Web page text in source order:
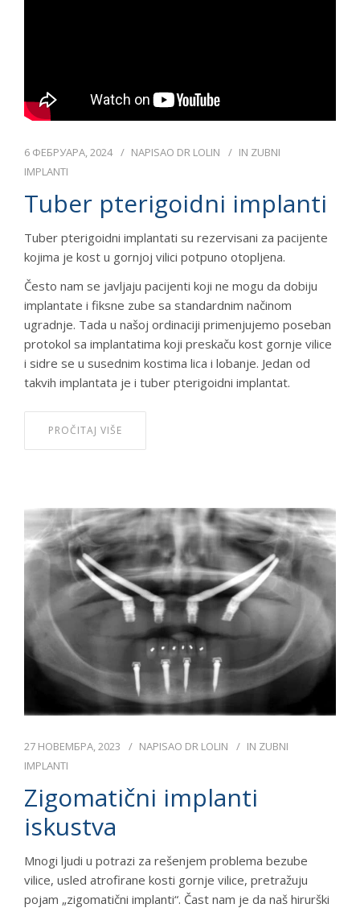
6 ФЕБРУАРА, 2024 NAPISAO DR LOLIN IN ZUBNI
IMPLANTI
Tuber pterigoidni implanti
Tuber pterigoidni implantati su rezervisani za pacijente
kojima je kost u gornjoj vilici potpuno otopljena.
Često nam se javljaju pacijenti koji ne mogu da dobiju
implantate i fiksne zube sa standardnim načinom
ugradnje. Tada u našoj ordinaciji primenjujemo poseban
protokol sa implantatima koji preskaču kost gornje vilice
i sidre se u susednim kostima lica i lobanje. Jedan od
takvih implantata je i tuber pterigoidni implantat.
PROČITAJ VIŠE
27 НОВЕМБРА, 2023 NAPISAO DR LOLIN IN ZUBNI
IMPLANTI
Zigomatični implanti
iskustva
Mnogi ljudi u potrazi za rešenjem problema bezube
vilice, usled atrofirane kosti gornje vilice, pretražuju
pojam „zigomatični implanti“. Čast nam je da naš hirurški